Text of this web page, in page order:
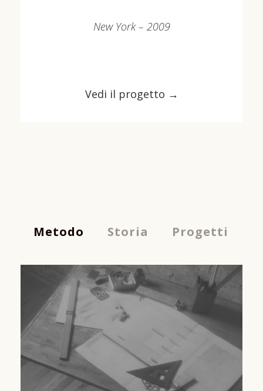
New York – 2009
Vedi il progetto →
Metodo Storia Progetti